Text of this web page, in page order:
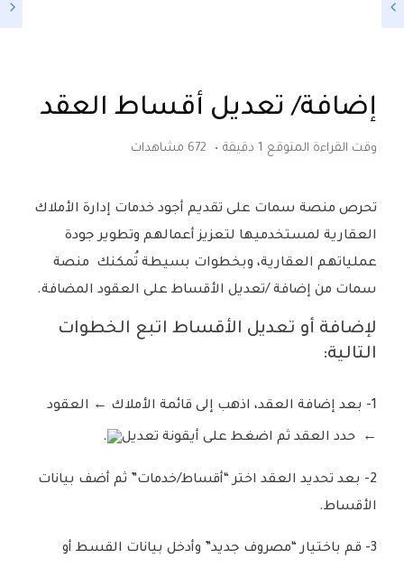
إضافة/ تعديل أقساط العقد
وقت القراءة المتوقع 1 دقيقة
تحرص منصة سمات على تقديم أجود خدمات إدارة الأملاك
العقارية لمستخدميها لتعزيز أعمالهم وتطوير جودة
عملياتهم العقارية، وبخطوات بسيطة تُمكنك منصة
سمات من إضافة /تعديل الأقساط على العقود المضافة.
لإضافة أو تعديل الأقساط اتبع الخطوات
التالية:
1- بعد إضافة العقد، اذهب إلى قائمة الأملاك ← العقود
← حدد العقد ثم اضغط على أيقونة تعديل .
2- بعد تحديد العقد اختر “أقساط/خدمات” ثم أضف بيانات
الأقساط.
3- قم باختيار “مصروف جديد” وأدخل بيانات القسط أو